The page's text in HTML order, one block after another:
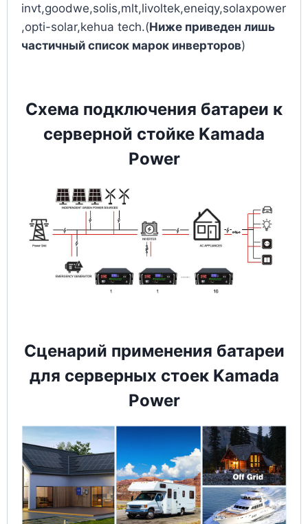
invt,goodwe,solis,mlt,livoltek,eneiqy,solaxpower
,opti-solar,kehua tech.(Ниже приведен лишь
частичный список марок инверторов)
Схема подключения батареи к
серверной стойке Kamada
Power
Сценарий применения батареи
для серверных стоек Kamada
Power